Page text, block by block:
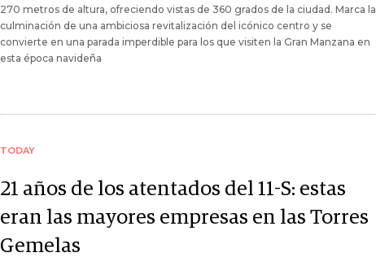
270 metros de altura, ofreciendo vistas de 360 grados de la ciudad. Marca la
culminación de una ambiciosa revitalización del icónico centro y se
convierte en una parada imperdible para los que visiten la Gran Manzana en
esta época navideña
TODAY
21 años de los atentados del 11-S: estas
eran las mayores empresas en las Torres
Gemelas